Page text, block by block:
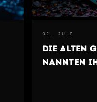
02. JULI
Die alten
nannten